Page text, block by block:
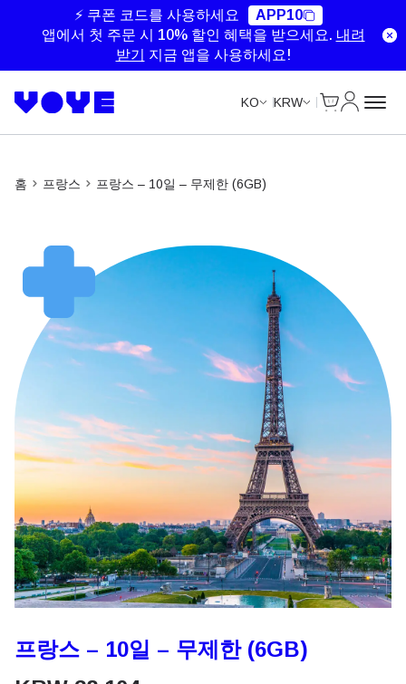
⚡ 쿠폰 코드를 사용하세요
APP10
앱에서 첫 주문 시 10% 할인 혜택을 받으세요. 내려
받기
지금 앱을 사용하세요!
KO KRW
홈 프랑스 프랑스 – 10일 – 무제한 (6GB)
프랑스 – 10일 – 무제한 (6GB)
Unlimited Data
Unlimited Data